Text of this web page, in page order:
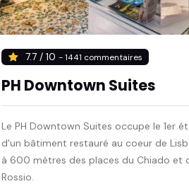
7.7 / 10 - 1441 commentaires
PH Downtown Suites
Le PH Downtown Suites occupe le 1er
d'un bâtiment restauré au coeur de
à 600 mètres des places du Chiado et
Rossio.